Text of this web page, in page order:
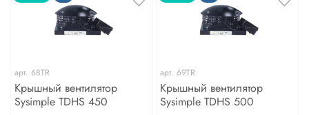
арт. 68TR
Крышный вентилятор
Sysimple TDHS 450
арт. 69TR
Крышный вентилятор
Sysimple TDHS 500